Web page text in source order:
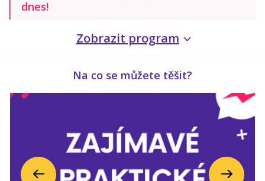
dnes!
Zobrazit program
Na co se můžete těšit?
Předchozí Další